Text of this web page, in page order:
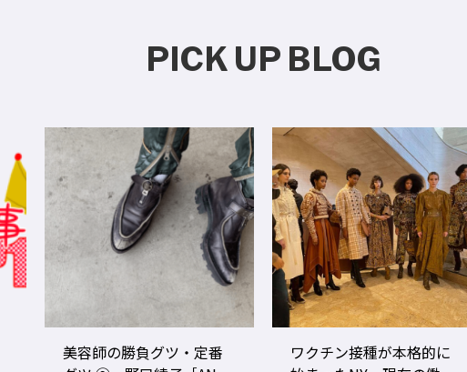
PICK UP BLOG
ワクチン接種が本格的に
美容師のビジネスパフォ